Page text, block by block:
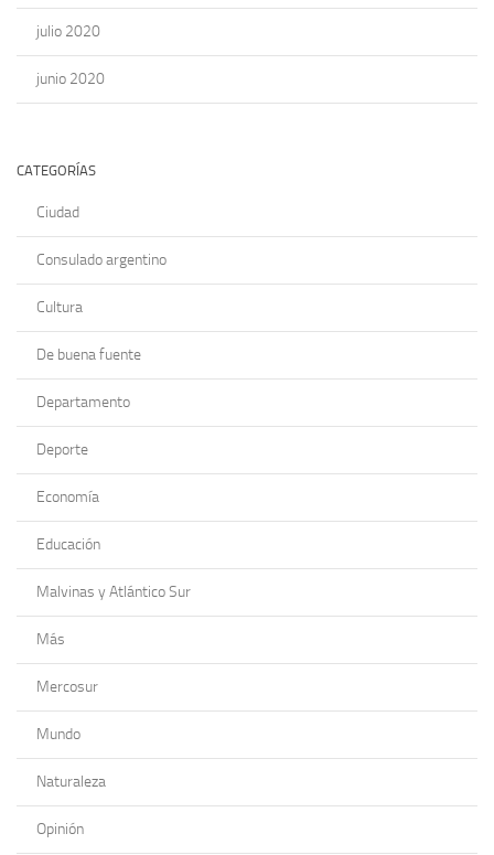
julio 2020
junio 2020
CATEGORÍAS
Ciudad
Consulado argentino
Cultura
De buena fuente
Departamento
Deporte
Economía
Educación
Malvinas y Atlántico Sur
Más
Mercosur
Mundo
Naturaleza
Opinión